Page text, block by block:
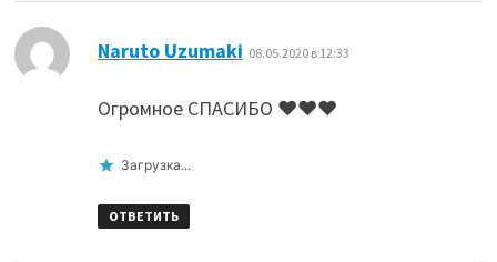
Naruto Uzumaki 08.05.2020 в 12:33
Огромное СПАСИБО ❤️❤️❤️
Загрузка...
ОТВЕТИТЬ